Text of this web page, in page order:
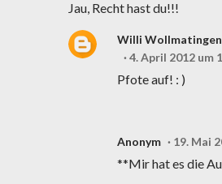
Jau, Recht hast du!!!
Willi Wollmatingen
4. April 2012 um
Pfote auf! : )
Anonym 19. Mai
**Mir hat es die